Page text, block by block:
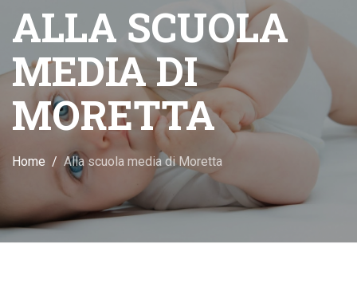
ALLA SCUOLA
MEDIA DI
MORETTA
Home Alla scuola media di Moretta